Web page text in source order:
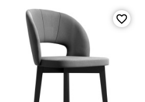
favorite_border